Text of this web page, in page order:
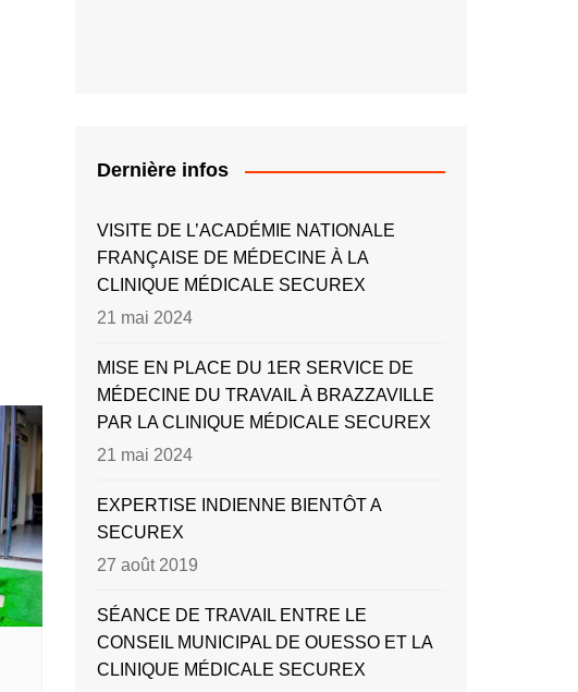
Dernière infos
VISITE DE L’ACADÉMIE NATIONALE
FRANÇAISE DE MÉDECINE À LA
CLINIQUE MÉDICALE SECUREX
21 mai 2024
MISE EN PLACE DU 1ER SERVICE DE
MÉDECINE DU TRAVAIL À BRAZZAVILLE
PAR LA CLINIQUE MÉDICALE SECUREX
21 mai 2024
EXPERTISE INDIENNE BIENTÔT A
SECUREX
27 août 2019
SÉANCE DE TRAVAIL ENTRE LE
CONSEIL MUNICIPAL DE OUESSO ET LA
CLINIQUE MÉDICALE SECUREX